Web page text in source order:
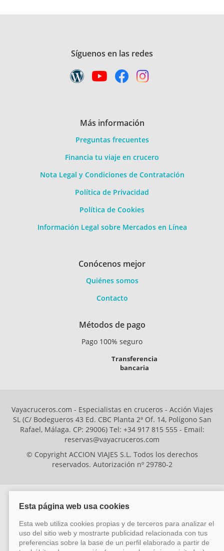
Síguenos en las redes
Más información
Preguntas frecuentes
Financia tu viaje en crucero
Nota Legal y Condiciones de Contratación
Política de Privacidad
Política de Cookies
Información Legal sobre Mercados en Línea
Conócenos mejor
Quiénes somos
Contacto
Métodos de pago
Pago 100% seguro
Transferencia
bancaria
Vayacruceros.com - Especialistas en cruceros - Acción Viajes
SL (C/ Bodegueros 43 Ed. CBC Planta 2ª Of. 14, Polígono San
Rafael, Málaga. CP: 29006) Tel: +34 917 815 555 - Email:
reservas@vayacruceros.com
© Copyright ACCION VIAJES S.L. Todos los derechos
reservados. Autorización nº 29780-2
ACCION VIAJES SL ha sido beneficiaria del Fondo Europeo de Desarrollo
Regional (FEDER), cuyo objetivo es mejorar la competitividad de las pymes